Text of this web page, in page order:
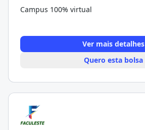
Campus 100% virtual
Ver mais detalhes
Quero esta bolsa